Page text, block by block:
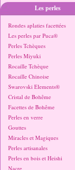
Les perles
Rondes aplaties facettées
Les perles par Puca®
Perles Tchèques
Perles Miyuki
Rocaille Tchèque
Rocaille Chinoise
Swarovski Elements®
Cristal de Bohême
Facettes de Bohême
Perles en verre
Gouttes
Miracles et Magiques
Perles artisanales
Perles en bois et Heishi
Nacre